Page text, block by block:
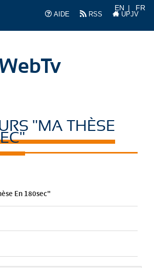
AIDE
RSS UPJV
EN FR
WebTv
"MA THÈSE
En 180sec"